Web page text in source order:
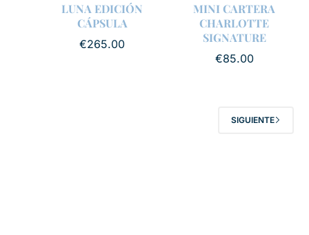
LUNA EDICIÓN
CÁPSULA
€265.00
MINI CARTERA
CHARLOTTE
SIGNATURE
€85.00
SIGUIENTE